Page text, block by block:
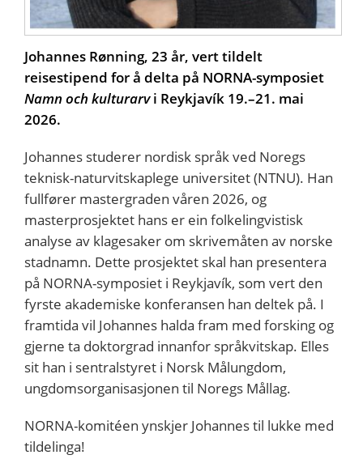
Johannes Rønning, 23 år, vert tildelt
reisestipend for å delta på NORNA-symposiet
Namn och kulturarvi Reykjavík 19.–21. mai
2026.
Johannes studerer nordisk språk ved Noregs
teknisk-naturvitskaplege universitet (NTNU). Han
fullfører mastergraden våren 2026, og
masterprosjektet hans er ein folkelingvistisk
analyse av klagesaker om skrivemåten av norske
stadnamn. Dette prosjektet skal han presentera
på NORNA-symposiet i Reykjavík, som vert den
fyrste akademiske konferansen han deltek på. I
framtida vil Johannes halda fram med forsking og
gjerne ta doktorgrad innanfor språkvitskap. Elles
sit han i sentralstyret i Norsk Målungdom,
ungdomsorganisasjonen til Noregs Mållag.
NORNA-komitéen ynskjer Johannes til lukke med
tildelinga!